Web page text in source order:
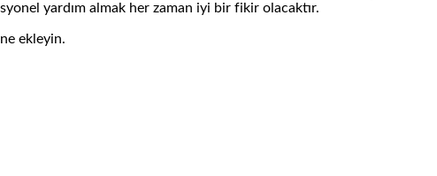
yardım almak her zaman iyi bir fikir olacaktır.
ekleyin.